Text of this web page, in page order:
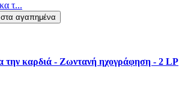
αγαπημένα
την καρδιά - Ζωντανή ηχογράφηση - 2 LP